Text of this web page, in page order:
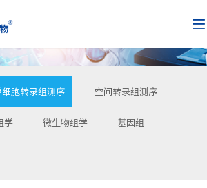
细胞转录组测序 空间转录组测序
学 微生物组学 基因组